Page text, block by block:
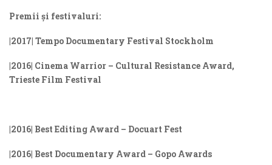
Premii și festivaluri:
|2017| Tempo Documentary Festival Stockholm
|2016| Cinema Warrior – Cultural Resistance Award,
Trieste Film Festival
|2016| Best Editing Award – Docuart Fest
|2016| Best Documentary Award – Gopo Awards